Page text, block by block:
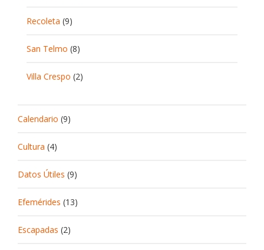
Recoleta (9)
San Telmo (8)
Villa Crespo (2)
Calendario (9)
Cultura (4)
Datos Útiles (9)
Efemérides (13)
Escapadas (2)